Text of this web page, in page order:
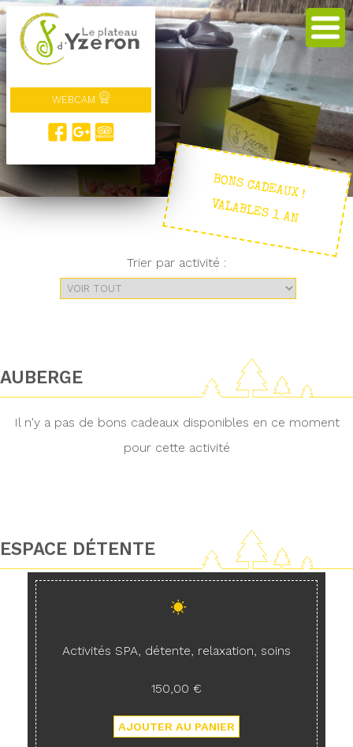
WEBCAM
BONS CADEAUX !
VALABLES 1 AN
Trier par activité :
AUBERGE
Il n'y a pas de bons cadeaux disponibles en ce moment
pour cette activité
ESPACE DÉTENTE
Activités SPA, détente, relaxation, soins
150,00 €